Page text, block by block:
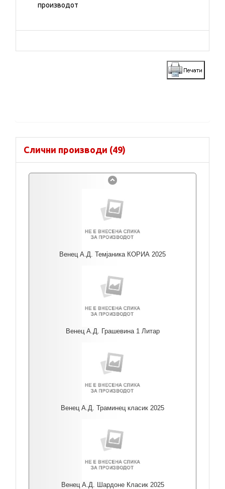
производот
Слични производи (49)
Венец А.Д. Темјаника КОРИА 2025
Венец А.Д. Грашевина 1 Литар
Венец А.Д. Траминец класик 2025
Венец А.Д. Шардоне Класик 2025